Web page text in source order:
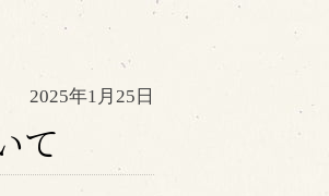
2025年1月25日
て